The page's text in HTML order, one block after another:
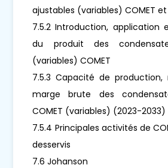
ajustables (variables) COMET
7.5.2 Introduction, application
du produit des
(variables) COMET
7.5.3 Capacité de production,
marge brute des
COMET (variables) (2023-2033)
7.5.4 Principales activités de
desservis
7.6 Johanson